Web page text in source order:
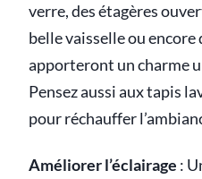
verre, des étagères
belle vaisselle ou
apporteront un charme
Pensez aussi aux tapis
pour réchauffer
Améliorer l’éclairage :